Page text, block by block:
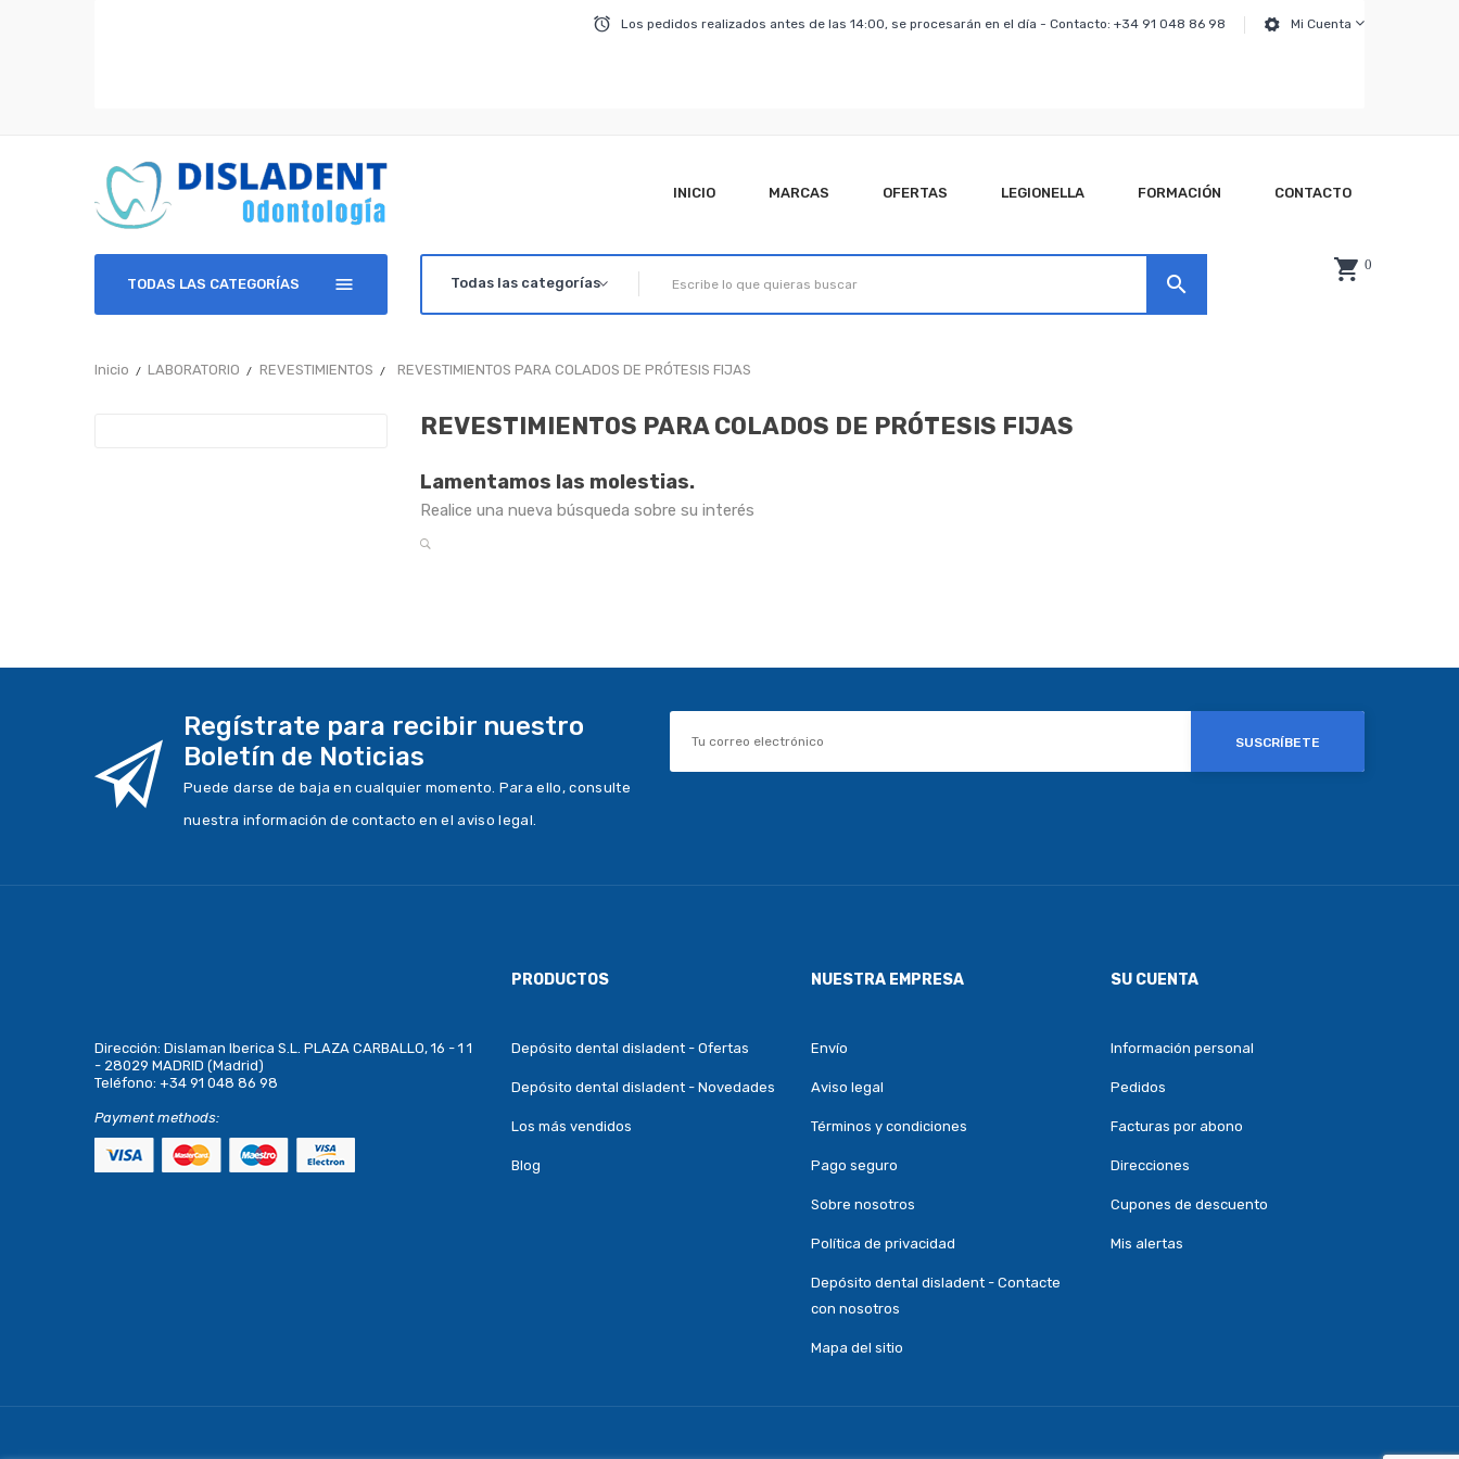
Mi Cuenta
Los pedidos realizados antes de las 14:00, se procesarán en el día - Contacto: +34 91 048 86 98
INICIO MARCAS OFERTAS LEGIONELLA FORMACIÓN CONTACTO
TODAS LAS CATEGORÍAS
0
search
Inicio LABORATORIO REVESTIMIENTOS REVESTIMIENTOS PARA COLADOS DE PRÓTESIS FIJAS
REVESTIMIENTOS PARA COLADOS DE PRÓTESIS FIJAS
Lamentamos las molestias.
Realice una nueva búsqueda sobre su interés
Regístrate para recibir nuestro
Boletín de Noticias
Puede darse de baja en cualquier momento. Para ello, consulte
nuestra información de contacto en el aviso legal.
SUSCRÍBETE
Dirección: Dislaman Iberica S.L. PLAZA CARBALLO, 16 - 1 1
- 28029 MADRID (Madrid)
Teléfono: +34 91 048 86 98
Payment methods:
PRODUCTOS
Depósito dental disladent - Ofertas
Depósito dental disladent - Novedades
Los más vendidos
Blog
NUESTRA EMPRESA
Envío
Aviso legal
Términos y condiciones
Pago seguro
Sobre nosotros
Política de privacidad
Depósito dental disladent - Contacte
con nosotros
Mapa del sitio
SU CUENTA
Información personal
Pedidos
Facturas por abono
Direcciones
Cupones de descuento
Mis alertas